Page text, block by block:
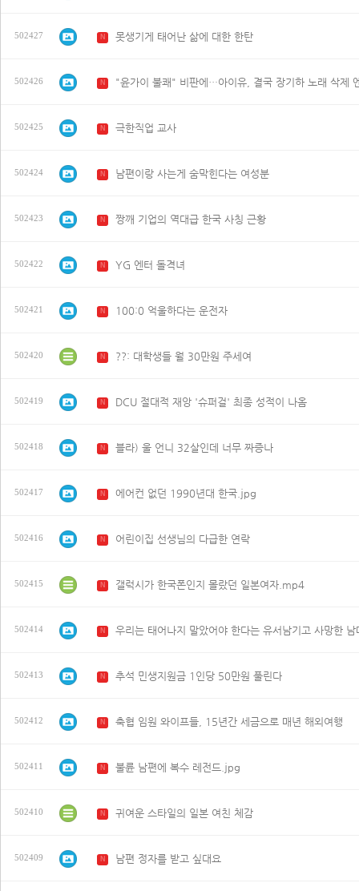
502427 N 못생기게 태어난 삶에 대한 한탄
502426 N "윤가이 불쾌" 비판에…아이유, 결국 장기하 노래 삭제
502425 N 극한직업 교사
502424 N 남편이랑 사는게 숨막힌다는 여성분
502423 N 짱깨 기업의 역대급 한국 사칭 근황
502422 N YG 엔터 돌격녀
502421 N 100:0 억울하다는 운전자
502420 N ??: 대학생들 월 30만원 주세여
502419 N DCU 절대적 재앙 '슈퍼걸' 최종 성적이 나옴
502418 N 블라) 울 언니 32살인데 너무 짜증나
502417 N 에어컨 없던 1990년대 한국.jpg
502416 N 어린이집 선생님의 다급한 연락
502415 N 갤럭시가 한국폰인지 몰랐던 일본여자.mp4
502414 N 우리는 태어나지 말았어야 한다는 유서남기고 사망한
502413 N 추석 민생지원금 1인당 50만원 풀린다
502412 N 축협 임원 와이프들, 15년간 세금으로 매년 해외여행
502411 N 불륜 남편에 복수 레전드.jpg
502410 N 귀여운 스타일의 일본 여친 체감
502409 N 남편 정자를 받고 싶대요